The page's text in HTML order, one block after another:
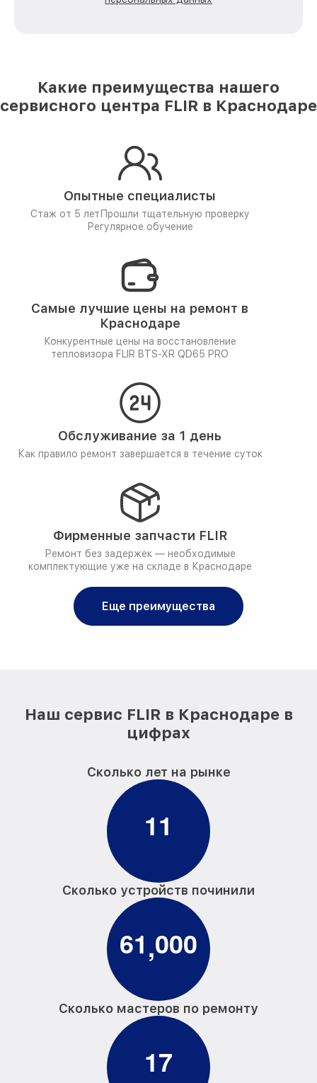
Какие преимущества нашего
сервисного центра FLIR в Краснодаре
Опытные специалисты
Стаж от 5 лет Прошли тщательную проверку
Регулярное обучение
Самые лучшие цены на ремонт в
Краснодаре
Конкурентные цены на восстановление
тепловизора FLIR BTS-XR QD65 PRO
Обслуживание за 1 день
Как правило ремонт завершается в течение суток
Фирменные запчасти FLIR
Ремонт без задержек — необходимые
комплектующие уже на складе в Краснодаре
Еще преимущества
Наш сервис FLIR в Краснодаре в
цифрах
Сколько лет на рынке
11
Сколько устройств починили
61,000
Сколько мастеров по ремонту
17